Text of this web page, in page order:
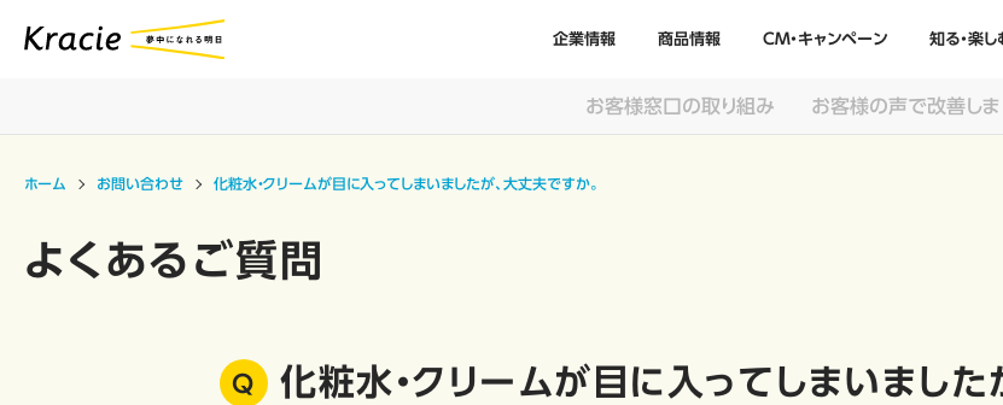
企業情報 商品情報 CM・キャンペーン 知る・楽し
お客様窓口の取り組み お客様の声で改善しま
ホーム お問い合わせ 化粧水・クリームが目に入ってしまいましたが、大丈夫ですか。
よくあるご質問
化粧水・クリームが目に入ってしまいました